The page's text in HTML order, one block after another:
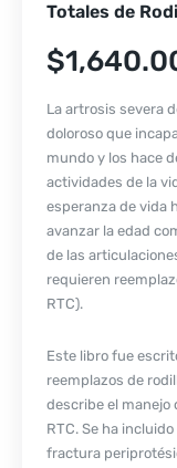
Totales de
$
La artrosis severa
doloroso que
mundo y los hace
actividades de la
esperanza de vida
avanzar la edad
de las
requieren
RTC).
Este libro fue
reemplazos de
describe el manejo
RTC. Se ha
fractura